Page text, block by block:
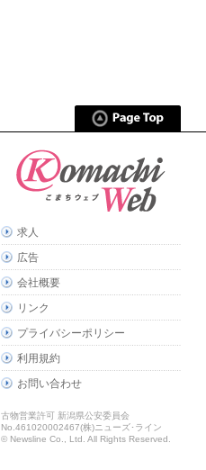
求人
広告
会社概要
リンク
プライバシーポリシー
利用規約
お問い合わせ
古物営業許可 新潟県公安委員会
No.461020002467(株)ニューズ･ライン
© Newsline Co., Ltd. All Rights Reserved.